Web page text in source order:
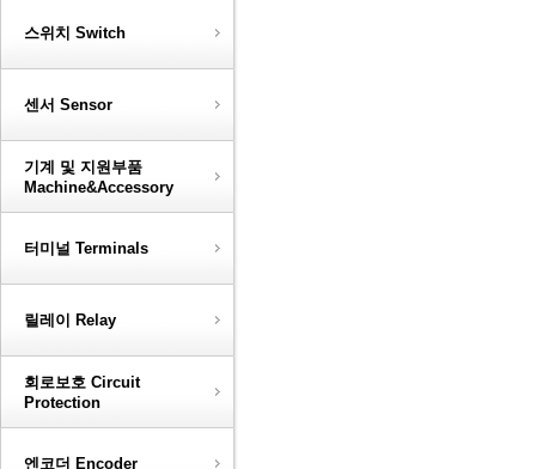
스위치 Switch
센서 Sensor
기계 및 지원부품
Machine&Accessory
터미널 Terminals
릴레이 Relay
회로보호 Circuit
Protection
엔코더 Encoder